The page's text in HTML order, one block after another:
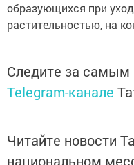
образующихся при
растительностью, на
Следите за
Telegram-канале
Читайте новости
национальном